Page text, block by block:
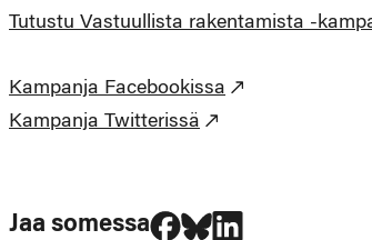
Tutustu Vastuullista rakentamista -
Kampanja Facebookissa
Kampanja Twitterissä
Jaa somessa
Jaa Facebookissa
Jaa Blueskyssa
Jaa LinkedIn:ssä